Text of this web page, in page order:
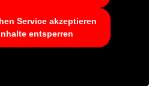
Service akzeptieren
entsperren